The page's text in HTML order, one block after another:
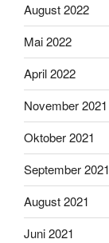
August 2022
Mai 2022
April 2022
November 2021
Oktober 2021
September 2021
August 2021
Juni 2021